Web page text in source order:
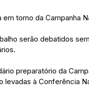
torno da Campanha
serão debatidos
preparatório da
levadas à Conferência